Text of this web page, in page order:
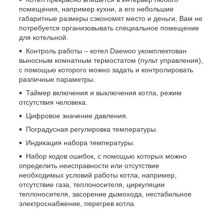
помещения, например кухни, а его небольшие
габаритные размеры сэкономят место и деньги, Вам не
потребуется организовывать специальное помещение
для котельной.
Контроль работы – котел Daewoo укомплектован
выносным комнатным термостатом (пульт управления),
с помощью которого можно задать и контролировать
различные параметры.
Таймер включения и выключения котла, режим
отсутствия человека.
Цифровое значение давления.
Поградусная регулировка температуры.
Индикация набора температуры.
Набор кодов ошибок, с помощью которых можно
определить неисправности или отсутствие
необходимых условий работы котла, например,
отсутствие газа, теплоносителя, циркуляции
теплоносителя, засорение дымохода, нестабильное
электроснабжение, перегрев котла.